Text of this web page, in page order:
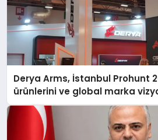
Derya Arms, İstanbul Prohunt
ürünlerini ve global marka